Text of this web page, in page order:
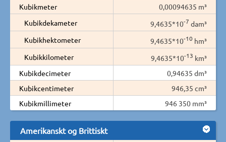
Kubikmeter
0,00094635 m³
Kubikdekameter
9,4635*10-7 dam³
Kubikhektometer
9,4635*10-10 hm³
Kubikkilometer
9,4635*10-13 km³
Kubikdecimeter
0,94635 dm³
Kubikcentimeter
946,35 cm³
Kubikmillimeter
946 350 mm³
Amerikanskt og Brittiskt